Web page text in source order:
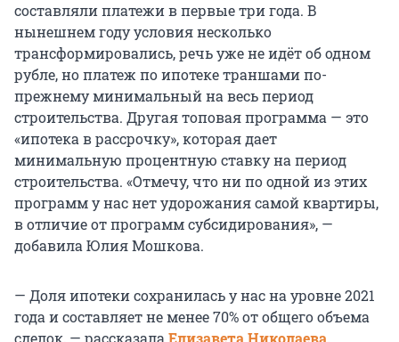
составляли платежи в первые три года. В
нынешнем году условия несколько
трансформировались, речь уже не идёт об одном
рубле, но платеж по ипотеке траншами по-
прежнему минимальный на весь период
строительства. Другая топовая программа — это
«ипотека в рассрочку», которая дает
минимальную процентную ставку на период
строительства. «Отмечу, что ни по одной из этих
программ у нас нет удорожания самой квартиры,
в отличие от программ субсидирования», —
добавила Юлия Мошкова.
— Доля ипотеки сохранилась у нас на уровне 2021
года и составляет не менее 70% от общего объема
сделок, — рассказалаЕлизавета Николаева,